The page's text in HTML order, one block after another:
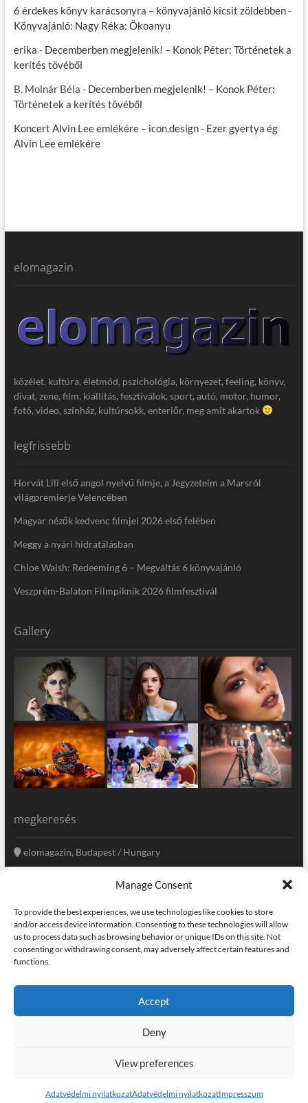
Manage Consent
To provide the best experiences, we use technologies like cookies to store
and/or access device information. Consenting to these technologies will allow
us to process data such as browsing behavior or unique IDs on this site. Not
consenting or withdrawing consent, may adversely affect certain features and
functions.
Accept
Deny
View preferences
Adatvédelmi nyilatkozatAdatvédelmi nyilatkozatImpresszum
6 érdekes könyv karácsonyra – könyvajánló kicsit zöldebben-
Könyvajánló: Nagy Réka: Ökoanyu
erika - Decemberben megjelenik! – Konok Péter: Történetek a
kerítés tövéből
B. Molnár Béla - Decemberben megjelenik! – Konok Péter:
Történetek a kerítés tövéből
Koncert Alvin Lee emlékére – icon.design- Ezer gyertya ég
Alvin Lee emlékére
elomagazin
közélet, kultúra, életmód, pszichológia, környezet, feeling, könyv,
divat, zene, film, kiállítás, fesztiválok, sport, autó, motor, humor,
fotó, video, színház, kultúrsokk, enteriőr, meg amit akartok
legfrissebb
Horvát Lili első angol nyelvű filmje, a Jegyzeteim a Marsról
világpremierje Velencében
Magyar nézők kedvenc filmjei 2026 első felében
Meggy a nyári hidratálásban
Chloe Walsh: Redeeming 6 – Megváltás 6 könyvajánló
Veszprém-Balaton Filmpiknik 2026 filmfesztivál
Gallery
megkeresés
elomagazin, Budapest / Hungary
szerkesztoseg@elomagazin.com
elomagazin
home adatvédelem impresszum kapcsolat
| © copyright, all right reserved